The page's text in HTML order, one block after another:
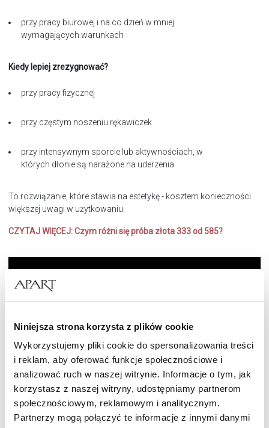
Niniejsza strona korzysta z plików cookie
Wykorzystujemy pliki cookie do spersonalizowania treści
i reklam, aby oferować funkcje społecznościowe i
analizować ruch w naszej witrynie. Informacje o tym, jak
korzystasz z naszej witryny, udostępniamy partnerom
społecznościowym, reklamowym i analitycznym.
Partnerzy mogą połączyć te informacje z innymi danymi
przy pracy biurowej i na co dzień w mniej
wymagających warunkach
Kiedy lepiej zrezygnować?
przy pracy fizycznej
przy częstym noszeniu rękawiczek
przy intensywnym sporcie lub aktywnościach, w
których dłonie są narażone na uderzenia
To rozwiązanie, które stawia na estetykę - kosztem konieczności
większej uwagi w użytkowaniu.
CZYTAJ WIĘCEJ:Czym różni się próba złota 333 od 585?
Jak dobrać obrączkę do pierścionka